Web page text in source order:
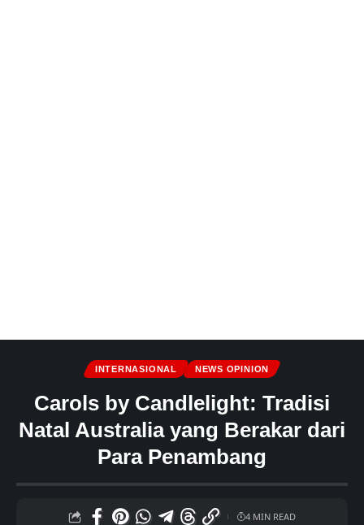
INTERNASIONAL NEWS OPINION
Carols by Candlelight: Tradisi
Natal Australia yang Berakar dari
Para Penambang
4 MIN READ